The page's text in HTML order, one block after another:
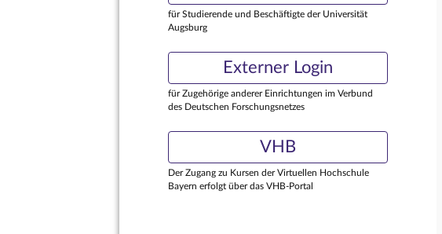
für Studierende und Beschäftigte der Universität
Augsburg
Externer Login
für Zugehörige anderer Einrichtungen im Verbund
des Deutschen Forschungsnetzes
VHB
Der Zugang zu Kursen der Virtuellen Hochschule
Bayern erfolgt über das VHB-Portal